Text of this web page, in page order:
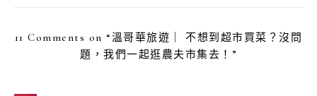
11 Comments on “溫哥華旅遊｜ 不想到超市買菜？沒問
題，我們一起逛農夫市集去！ ”